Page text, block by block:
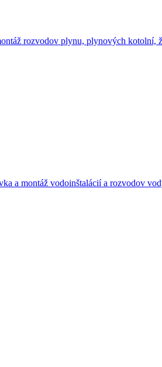
rozvodov plynu, plynových kotolní,
a montáž vodoinštalácií a rozvodov